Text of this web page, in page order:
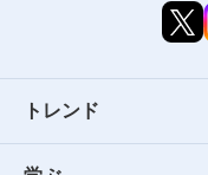
トレンド